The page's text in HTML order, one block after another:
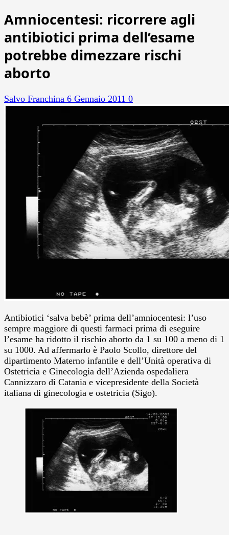
Amniocentesi: ricorrere agli
antibiotici prima dell’esame
potrebbe dimezzare rischi
aborto
Salvo Franchina 6 Gennaio 2011 0
Antibiotici ‘salva bebè’ prima dell’amniocentesi: l’uso
sempre maggiore di questi farmaci prima di eseguire
l’esame ha ridotto il rischio aborto da 1 su 100 a meno di 1
su 1000. Ad affermarlo è Paolo Scollo, direttore del
dipartimento Materno infantile e dell’Unità operativa di
Ostetricia e Ginecologia dell’Azienda ospedaliera
Cannizzaro di Catania e vicepresidente della Società
italiana di ginecologia e ostetricia (Sigo).